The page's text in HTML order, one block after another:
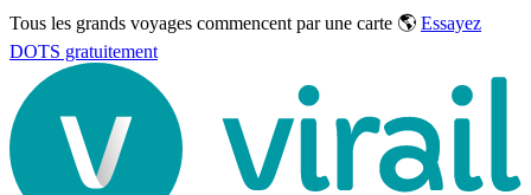
Tous les grands voyages commencent par une carte 🌎 Essayez
DOTS gratuitement